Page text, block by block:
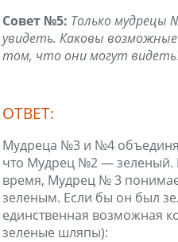
Совет №5: Только
увидеть. Каковы
том, что они могут
ОТВЕТ:
Мудреца №3 и №4
что Мудрец №2 — зеленый.
время, Мудрец № 3
зеленым. Если бы он был
единственная возможная
зеленые шляпы):